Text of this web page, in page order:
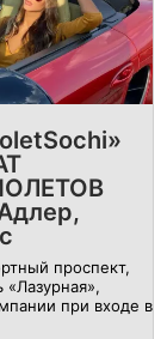
проспект,
«Лазурная»,
при входе в